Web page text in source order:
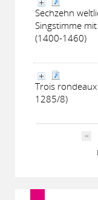
Sechzehn
Singstimme
(1400-1460)
Trois rondeaux
1285/8)